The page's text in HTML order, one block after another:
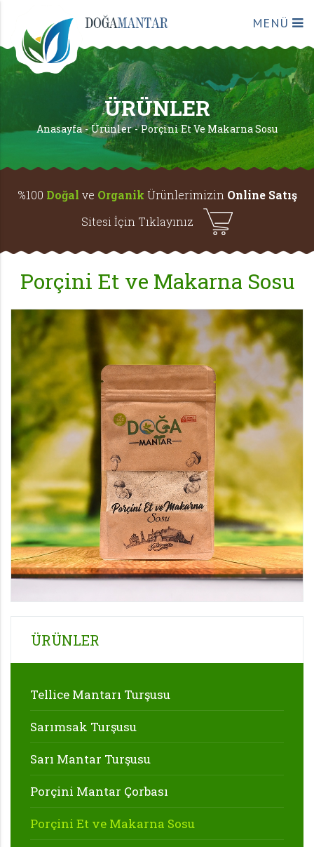
MENÜ
ÜRÜNLER
Anasayfa Ürünler Porçini Et Ve Makarna Sosu
%100 Doğal ve Organik Ürünlerimizin Online Satış
Sitesi İçin Tıklayınız
Porçini Et ve Makarna Sosu
ÜRÜNLER
Tellice Mantarı Turşusu
Sarımsak Turşusu
Sarı Mantar Turşusu
Porçini Mantar Çorbası
Porçini Et ve Makarna Sosu